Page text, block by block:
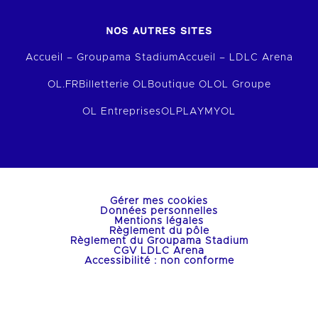
NOS AUTRES SITES
Accueil – Groupama StadiumAccueil – LDLC Arena
OL.FR Billetterie OL Boutique OLOL Groupe
OL EntreprisesOLPLAY MYOL
Gérer mes cookies
Données personnelles
Mentions légales
Règlement du pôle
Règlement du Groupama Stadium
CGV LDLC Arena
Accessibilité : non conforme